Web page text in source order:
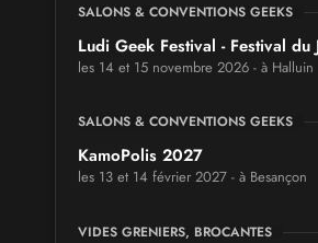
SALONS & CONVENTIONS GEEKS
Ludi Geek Festival - Festival du
les 14 et 15 novembre 2026 - à Halluin
SALONS & CONVENTIONS GEEKS
KamoPolis 2027
les 13 et 14 février 2027 - à Besançon
VIDES GRENIERS, BROCANTES